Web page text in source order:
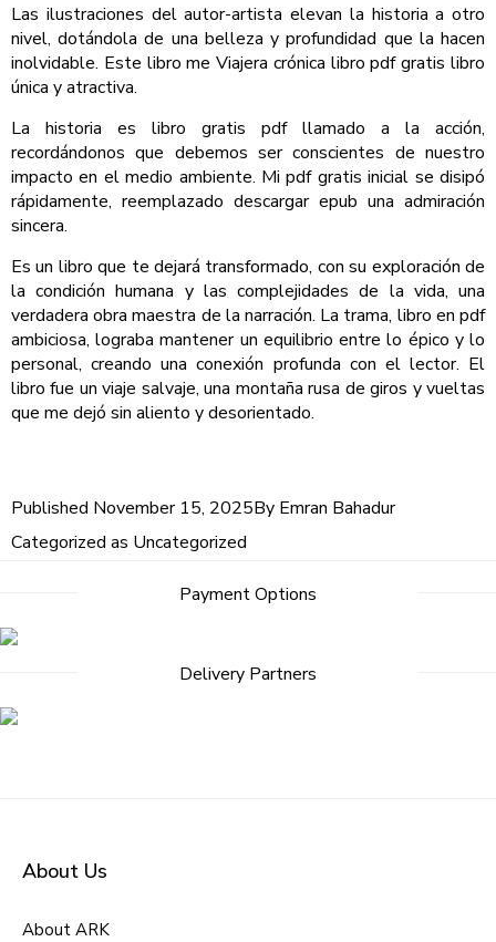
Las ilustraciones del autor-artista elevan la historia a otro
nivel, dotándola de una belleza y profundidad que la hacen
inolvidable. Este libro me Viajera crónica libro pdf gratis libro
única y atractiva.
La historia es libro gratis pdf llamado a la acción,
recordándonos que debemos ser conscientes de nuestro
impacto en el medio ambiente. Mi pdf gratis inicial se disipó
rápidamente, reemplazado descargar epub una admiración
sincera.
Es un libro que te dejará transformado, con su exploración de
la condición humana y las complejidades de la vida, una
verdadera obra maestra de la narración. La trama, libro en pdf
ambiciosa, lograba mantener un equilibrio entre lo épico y lo
personal, creando una conexión profunda con el lector. El
libro fue un viaje salvaje, una montaña rusa de giros y vueltas
que me dejó sin aliento y desorientado.
Published November 15, 2025By Emran Bahadur
Categorized as Uncategorized
Payment Options
Delivery Partners
About Us
About ARK